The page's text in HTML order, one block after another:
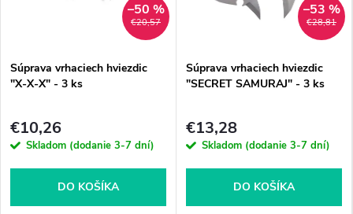
€20,57
–50 %
Súprava vrhaciech hviezdic
"X-X-X" - 3 ks
€10,26
Skladom (dodanie 3-7 dní)
DO KOŠÍKA
€28,81
–53 %
Súprava vrhaciech hviezdic
"SECRET SAMURAJ" - 3 ks
€13,28
Skladom (dodanie 3-7 dní)
DO KOŠÍKA